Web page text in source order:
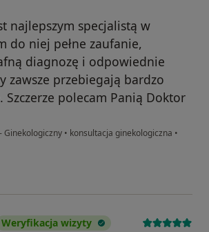
najlepszym specjalistą w
do niej pełne zaufanie,
diagnozę i odpowiednie
zawsze przebiegają bardzo
polecam Panią Doktor
Ginekologiczny • konsultacja ginekologiczna •
Majcher
Weryfikacja wizyty